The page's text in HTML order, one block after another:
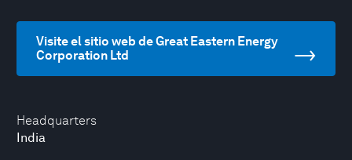
Headquarters
India
Visite el sitio web de Great Eastern Energy
Corporation Ltd